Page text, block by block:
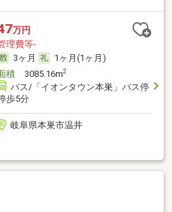
万円
理費等-
3ヶ月
1ヶ月(1ヶ月)
積3085.16m2
バス/「イオンタウン本巣」バス停
歩5分
岐阜県本巣市温井